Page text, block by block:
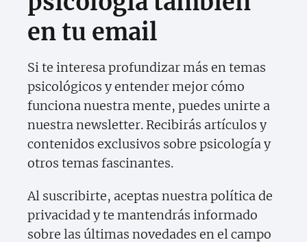
en tu email
Si te interesa profundizar más en temas
psicológicos y entender mejor cómo
funciona nuestra mente, puedes unirte a
nuestra newsletter. Recibirás artículos y
contenidos exclusivos sobre psicología y
otros temas fascinantes.
Al suscribirte, aceptas nuestra política de
privacidad y te mantendrás informado
sobre las últimas novedades en el campo